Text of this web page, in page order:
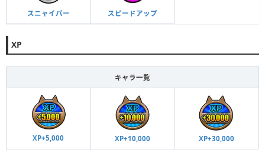
スニャイパー スピードアップ
XP
キャラ一覧
XP+5,000 XP+10,000 XP+30,000